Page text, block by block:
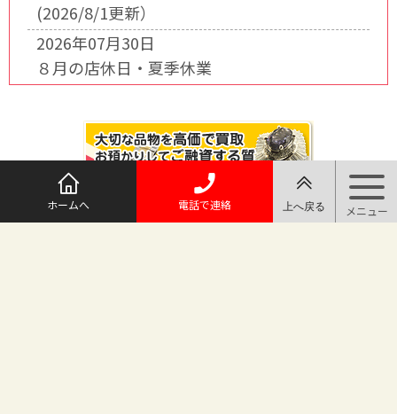
(2026/8/1更新）
2026年07月30日
８月の店休日・夏季休業
ホームへ 電話で連絡